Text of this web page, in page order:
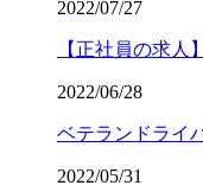
2022/07/27
【正社員の求人
2022/06/28
ベテランドライ
2022/05/31